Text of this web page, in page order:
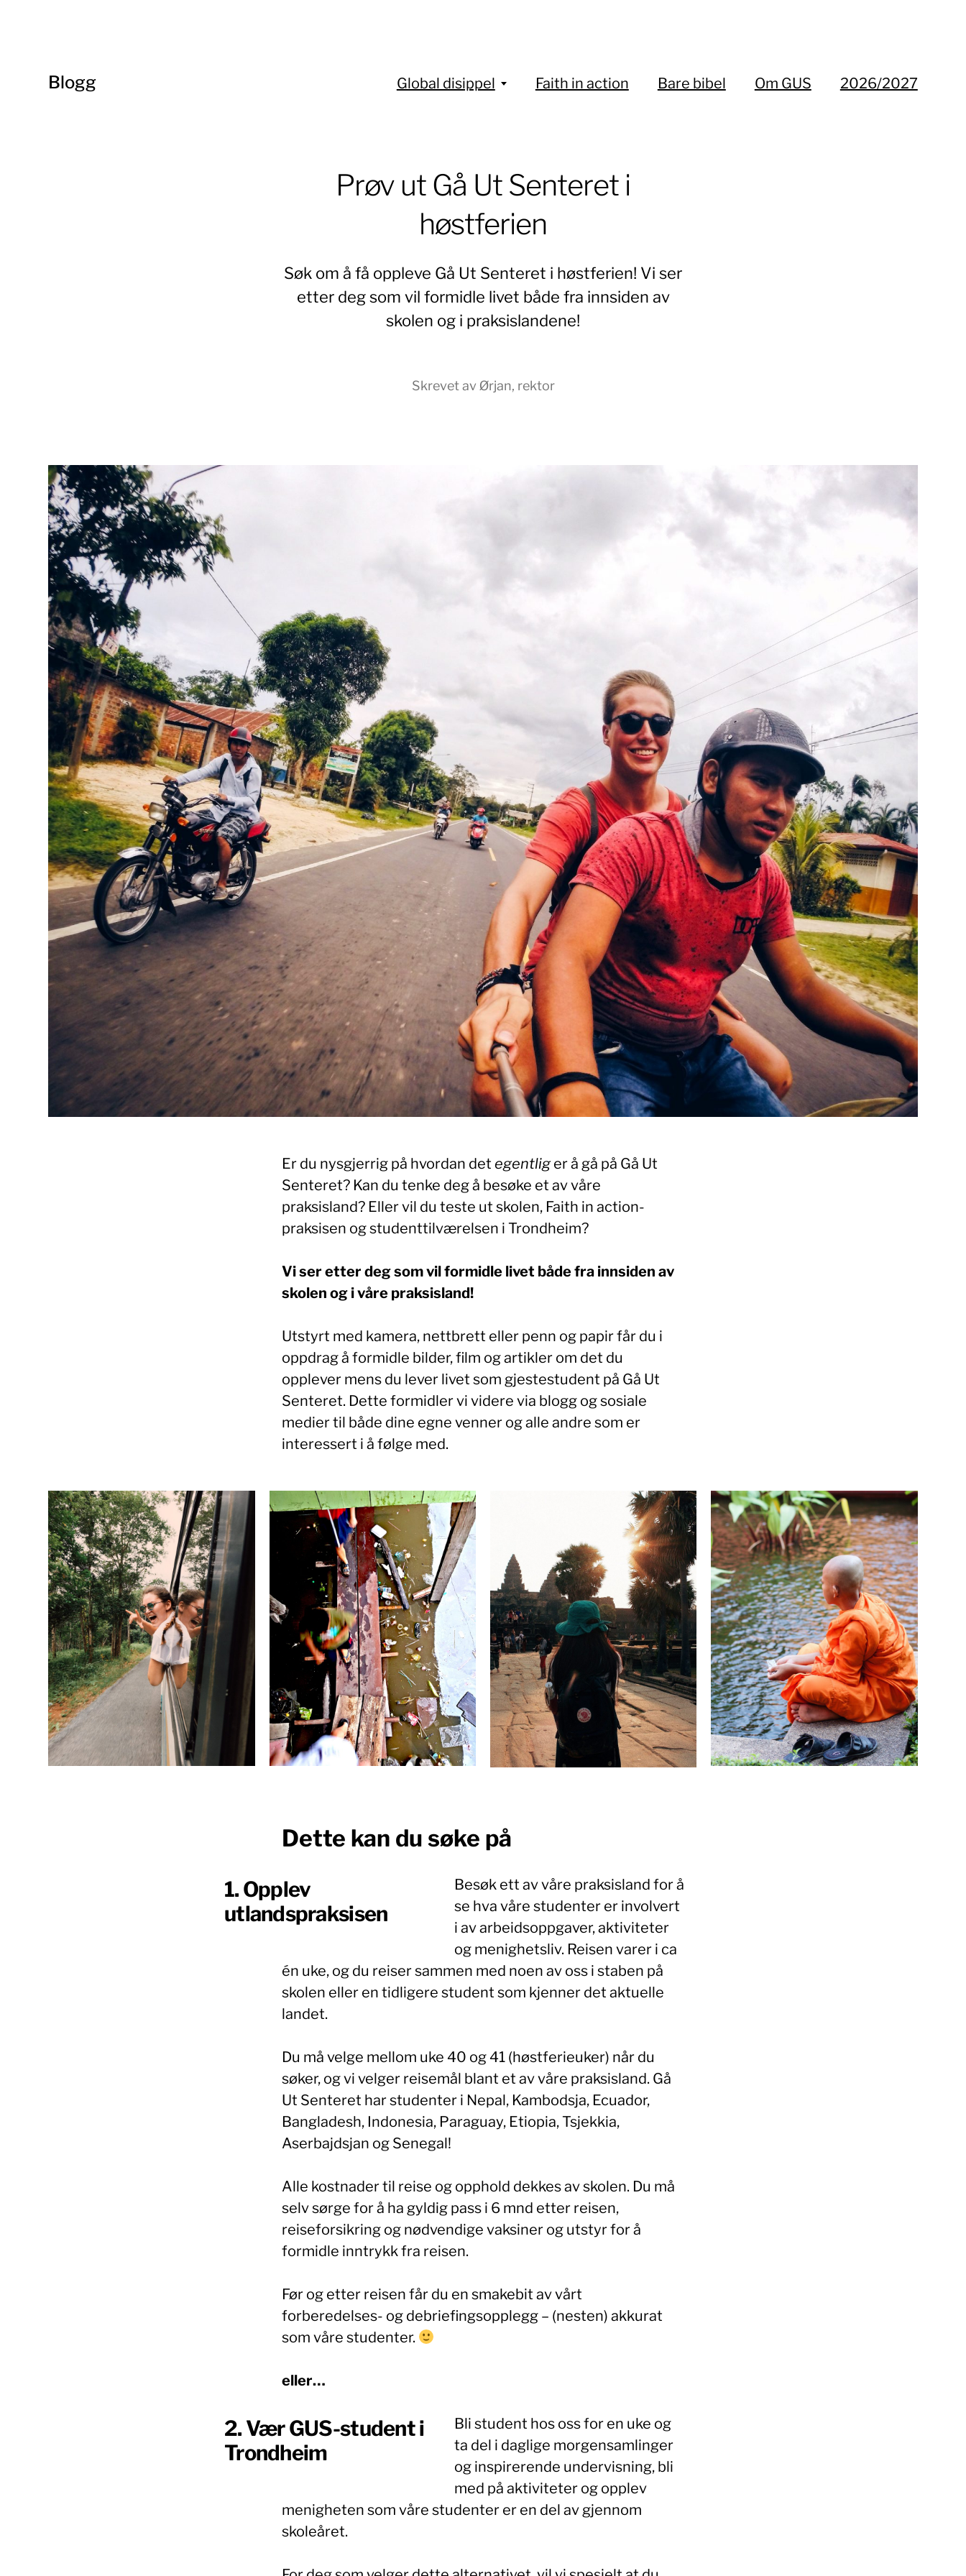
Blogg Global disippel Faith in action Bare bibel Om GUS 2026/2027
Prøv ut Gå Ut Senteret i
høstferien
Søk om å få oppleve Gå Ut Senteret i høstferien! Vi ser
etter deg som vil formidle livet både fra innsiden av
skolen og i praksislandene!
Skrevet av Ørjan, rektor
Er du nysgjerrig på hvordan det egentliger å gå på Gå Ut
Senteret? Kan du tenke deg å besøke et av våre
praksisland? Eller vil du teste ut skolen, Faith in action-
praksisen og studenttilværelsen i Trondheim?
Vi ser etter deg som vil formidle livet både fra innsiden av
skolen og i våre praksisland!
Utstyrt med kamera, nettbrett eller penn og papir får du i
oppdrag å formidle bilder, film og artikler om det du
opplever mens du lever livet som gjestestudent på Gå Ut
Senteret. Dette formidler vi videre via blogg og sosiale
medier til både dine egne venner og alle andre som er
interessert i å følge med.
Dette kan du søke på
1. Opplev
utlandspraksisen
Besøk ett av våre praksisland for å
se hva våre studenter er involvert
i av arbeidsoppgaver, aktiviteter
og menighetsliv. Reisen varer i ca
én uke, og du reiser sammen med noen av oss i staben på
skolen eller en tidligere student som kjenner det aktuelle
landet.
Du må velge mellom uke 40 og 41 (høstferieuker) når du
søker, og vi velger reisemål blant et av våre praksisland. Gå
Ut Senteret har studenter i Nepal, Kambodsja, Ecuador,
Bangladesh, Indonesia, Paraguay, Etiopia, Tsjekkia,
Aserbajdsjan og Senegal!
Alle kostnader til reise og opphold dekkes av skolen. Du må
selv sørge for å ha gyldig pass i 6 mnd etter reisen,
reiseforsikring og nødvendige vaksiner og utstyr for å
formidle inntrykk fra reisen.
Før og etter reisen får du en smakebit av vårt
forberedelses- og debriefingsopplegg – (nesten) akkurat
som våre studenter.
eller…
2. Vær GUS-student i
Trondheim
Bli student hos oss for en uke og
ta del i daglige morgensamlinger
og inspirerende undervisning, bli
med på aktiviteter og opplev
menigheten som våre studenter er en del av gjennom
skoleåret.